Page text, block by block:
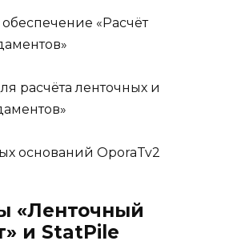
«Расчёт
расчёта ленточных и
оснований OporaTv2
«Ленточный
и StatPile